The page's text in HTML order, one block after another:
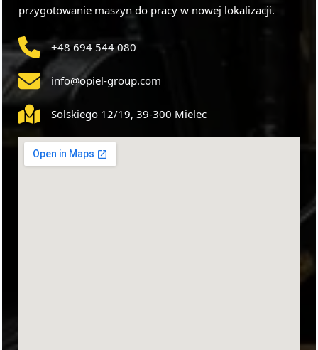
przygotowanie maszyn do pracy w nowej lokalizacji.
+48 694 544 080
info@opiel-group.com
Solskiego 12/19, 39-300 Mielec